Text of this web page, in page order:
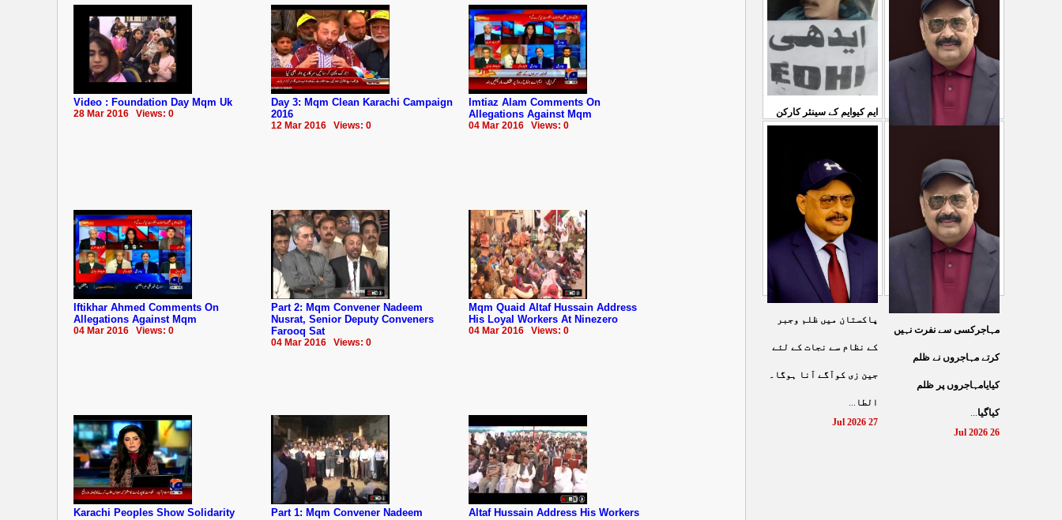
Video : Foundation Day Mqm Uk
28 Mar 2016 Views: 0
Day 3: Mqm Clean Karachi Campaign
2016
12 Mar 2016 Views: 0
Imtiaz Alam Comments On
Allegations Against Mqm
04 Mar 2016 Views: 0
Iftikhar Ahmed Comments On
Allegations Against Mqm
04 Mar 2016 Views: 0
Part 2: Mqm Convener Nadeem
Nusrat, Senior Deputy Conveners
Farooq Sat
04 Mar 2016 Views: 0
Mqm Quaid Altaf Hussain Address
His Loyal Workers At Ninezero
04 Mar 2016 Views: 0
Karachi Peoples Show Solidarity
Part 1: Mqm Convener Nadeem
Altaf Hussain Address His Workers
31 Jul 2026
ایم کیوایم کے سینئر کارکن
شہادت پر متحدہ قومی
سے ہولی کھیلنابند کی جائے،
الطاف حسین...
پاکستان میں ظلم وجبر
کے نظام سے نجات کے لئے
جین زی کوآگے آنا ہوگا۔
الطا ...
27 Jul 2026
مہاجرکسی سے نفرت نہیں
کرتے مہاجروں نے ظلم
کیایامہاجروں پر ظلم
کیاگیا...
26 Jul 2026